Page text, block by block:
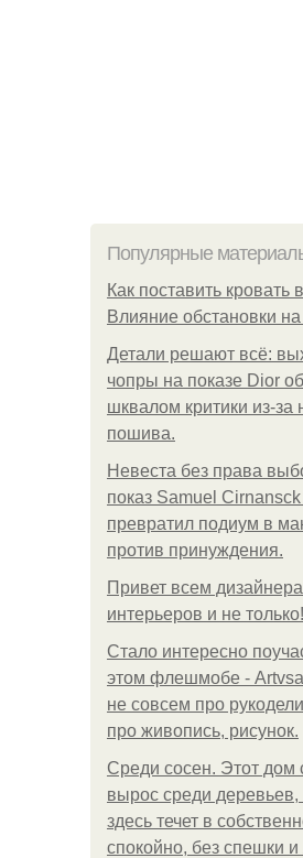
Популярные
Как поставить кровать
Влияние обстановки на
Детали решают всё:
чопры на показе Dior
шквалом критики из-за
пошива.
Невеста без права
показ Samuel
превратил подиум в
против принуждения.
Привет всем
интерьеров и не только!
Стало интересно
этом флешмобе -
не совсем про
про живопись, рисунок.
Среди сосен. Этот дом
вырос среди деревьев,
здесь течет в
спокойно, без спешки